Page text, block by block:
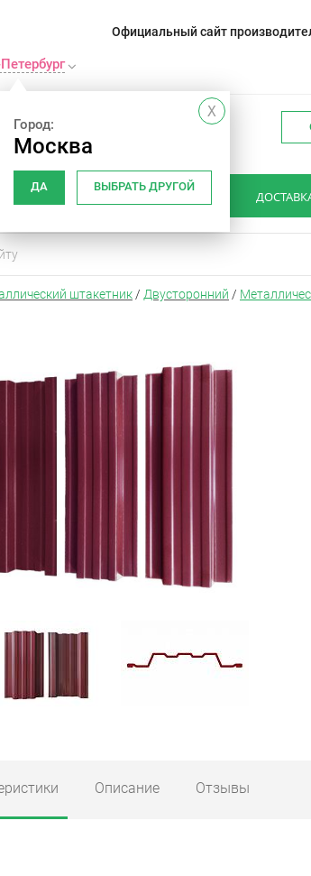
Официальный сайт
X
Город:
Москва
ДА ВЫБРАТЬ ДРУГОЙ
15
КАК ВЫБРАТЬ ШТАКЕТНИК
штакетник / Двусторонний /
Описание Отзывы